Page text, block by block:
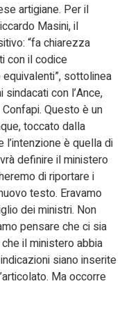
artigiane. Per il
Masini, il
“fa chiarezza
con il codice
sottolinea
con l’Ance,
Questo è un
toccato dalla
l’intenzione è quella di
definire il ministero
di riportare i
testo. Eravamo
dei ministri. Non
pensare che ci sia
il ministero abbia
siano inserite
Ma occorre